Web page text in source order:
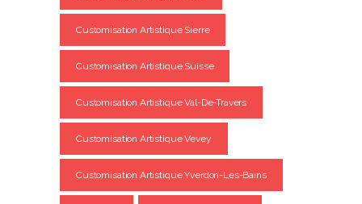
Customisation Artistique Sierre
Customisation Artistique Suisse
Customisation Artistique Val-De-Travers
Customisation Artistique Vevey
Customisation Artistique Yverdon-Les-Bains